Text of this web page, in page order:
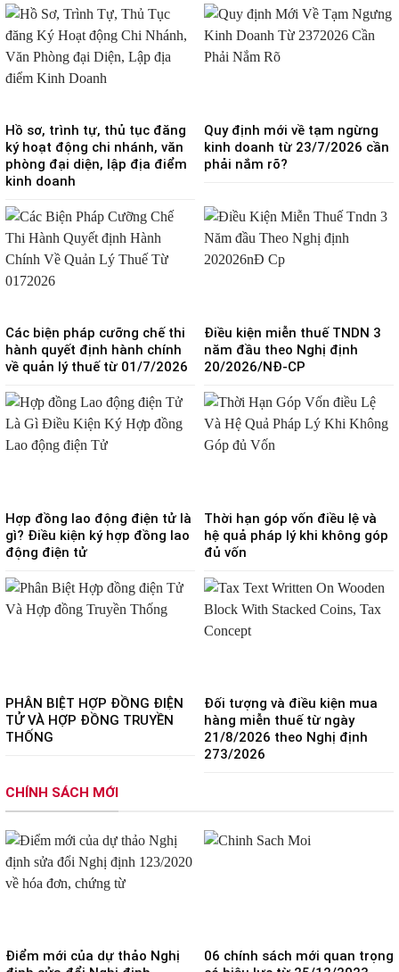
Hồ sơ, trình tự, thủ tục đăng
ký hoạt động chi nhánh, văn
phòng đại diện, lập địa điểm
kinh doanh
Quy định mới về tạm ngừng
kinh doanh từ 23/7/2026 cần
phải nắm rõ?
Các biện pháp cưỡng chế thi
hành quyết định hành chính
về quản lý thuế từ 01/7/2026
Điều kiện miễn thuế TNDN 3
năm đầu theo Nghị định
20/2026/NĐ-CP
Hợp đồng lao động điện tử là
gì? Điều kiện ký hợp đồng lao
động điện tử
Thời hạn góp vốn điều lệ và
hệ quả pháp lý khi không góp
đủ vốn
PHÂN BIỆT HỢP ĐỒNG ĐIỆN
TỬ VÀ HỢP ĐỒNG TRUYỀN
THỐNG
Đối tượng và điều kiện mua
hàng miễn thuế từ ngày
21/8/2026 theo Nghị định
273/2026
CHÍNH SÁCH MỚI
Điểm mới của dự thảo Nghị
06 chính sách mới quan trọng